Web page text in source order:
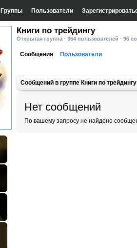
Группы Пользователи
Книги по трейдингу
Открытая группа · 364 пользователей · 96
Сообщения Пользователи
Сообщений в группе Книги по трейдингу
Нет сообщений
По вашему запросу не найдено